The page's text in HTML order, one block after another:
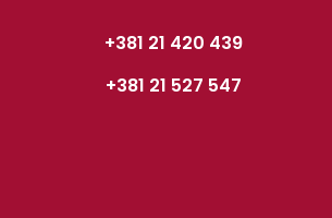
+381 21 420 439
+381 21 527 547